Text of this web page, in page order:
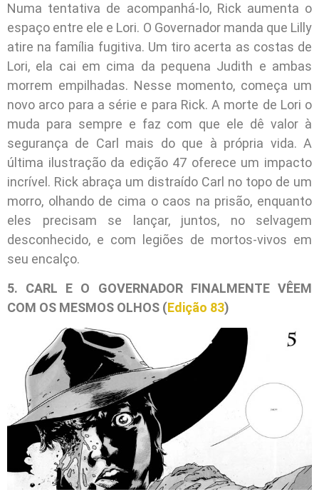
Numa tentativa de acompanhá-lo, Rick aumenta o
espaço entre ele e Lori. O Governador manda que Lilly
atire na família fugitiva. Um tiro acerta as costas de
Lori, ela cai em cima da pequena Judith e ambas
morrem empilhadas. Nesse momento, começa um
novo arco para a série e para Rick. A morte de Lori o
muda para sempre e faz com que ele dê valor à
segurança de Carl mais do que à própria vida. A
última ilustração da edição 47 oferece um impacto
incrível. Rick abraça um distraído Carl no topo de um
morro, olhando de cima o caos na prisão, enquanto
eles precisam se lançar, juntos, no selvagem
desconhecido, e com legiões de mortos-vivos em
seu encalço.
5. CARL E O GOVERNADOR FINALMENTE VÊEM
COM OS MESMOS OLHOS (Edição 83)